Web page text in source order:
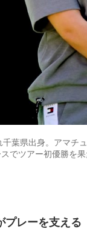
葉県出身。アマチ
でツアー初優勝を
プレーを支える